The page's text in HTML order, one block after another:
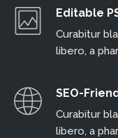
Editable
Curabitur
libero, a
SEO-
Curabitur
libero, a